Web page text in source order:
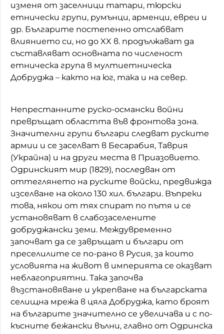
изменя от заселници татари, тюрски
етнически групи, румънци, арменци, евреи и
др. Българите постепенно отслабват
влиянието си, но до XX в. продължават да
съставляват основната по численост
етническа група в мултиетническа
Добруджа – както на юг, така и на север.
Непрестанните руско-османски войни
превръщат областта във фронтова зона.
Значителни групи българи следват руските
армии и се заселват в Бесарабия, Таврия
(Украйна) и на други места в Приазовието.
Одринският мир (1829), последван от
оттеглянето на руските войски, предвижда
изселване на около 130 хил. българи. Въпреки
това, някои от тях спират по пътя и се
установяват в слабозаселените
добруджански земи. Междувременно
започват да се завръщат и българи от
преселилите се по-рано в Русия, за които
условията на живот в империята се оказват
неблагоприятни. Така започва
възстановяване и укрепване на българската
селищна мрежа в цяла Добруджа, като броят
на българите значително се увеличава и с по-
късните бежански вълни, главно от Одринска